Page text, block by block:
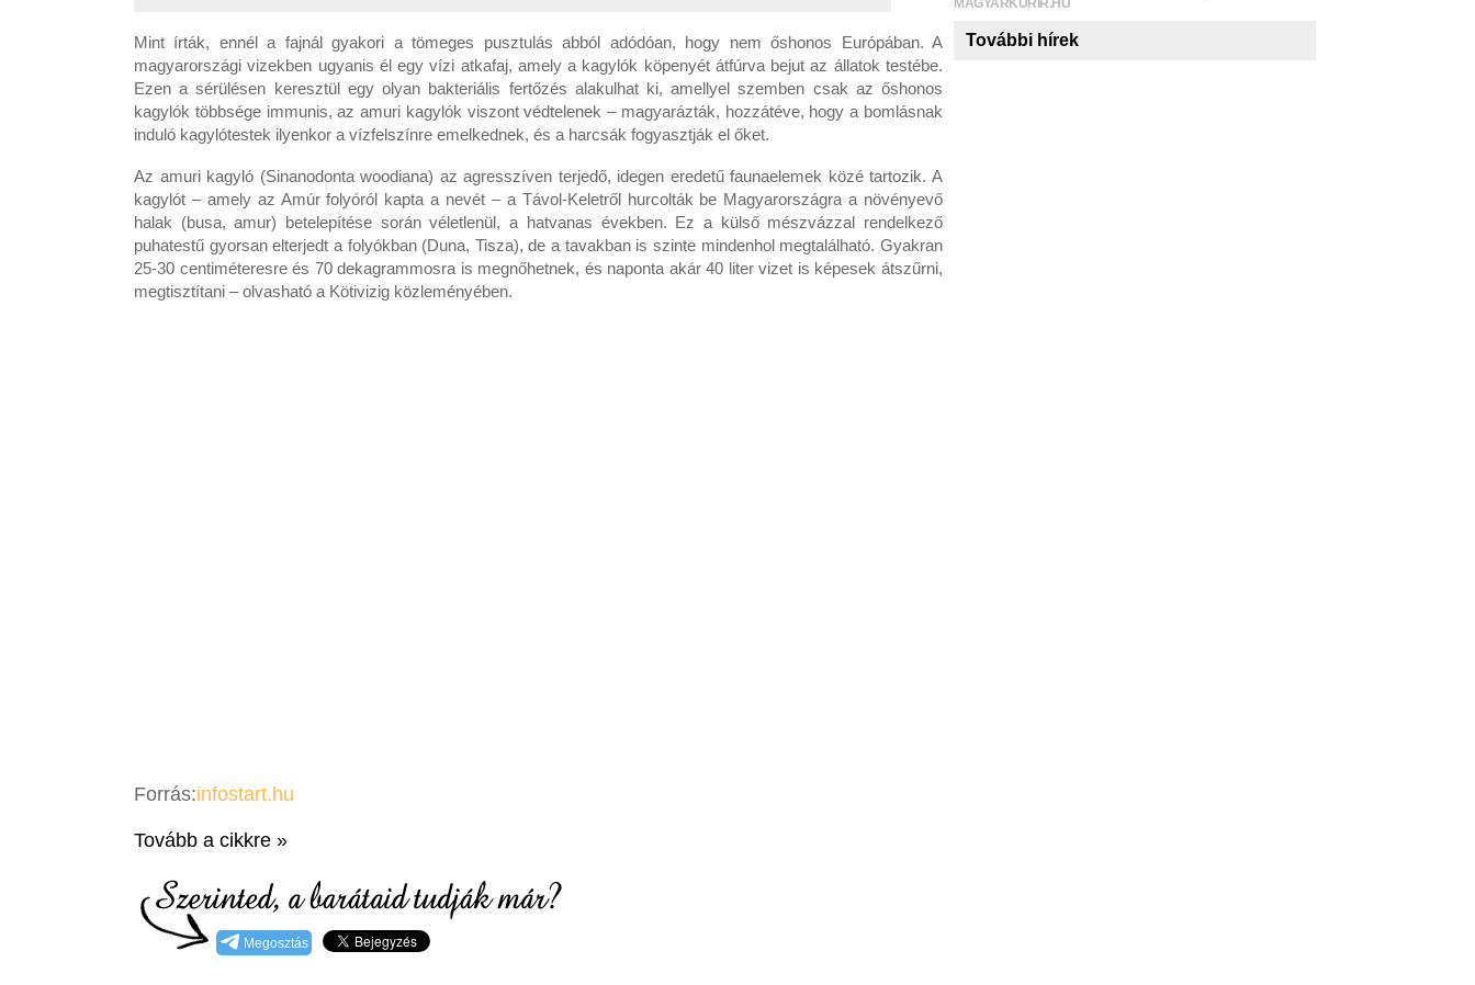
Mint írták, ennél a fajnál gyakori a tömeges pusztulás abból adódóan, hogy nem őshonos Európában. A
magyarországi vizekben ugyanis él egy vízi atkafaj, amely a kagylók köpenyét átfúrva bejut az állatok testébe.
Ezen a sérülésen keresztül egy olyan bakteriális fertőzés alakulhat ki, amellyel szemben csak az őshonos
kagylók többsége immunis, az amuri kagylók viszont védtelenek – magyarázták, hozzátéve, hogy a bomlásnak
induló kagylótestek ilyenkor a vízfelszínre emelkednek, és a harcsák fogyasztják el őket.
Az amuri kagyló (Sinanodonta woodiana) az agresszíven terjedő, idegen eredetű faunaelemek közé tartozik. A
kagylót – amely az Amúr folyóról kapta a nevét – a Távol-Keletről hurcolták be Magyarországra a növényevő
halak (busa, amur) betelepítése során véletlenül, a hatvanas években. Ez a külső mészvázzal rendelkező
puhatestű gyorsan elterjedt a folyókban (Duna, Tisza), de a tavakban is szinte mindenhol megtalálható. Gyakran
25-30 centiméteresre és 70 dekagrammosra is megnőhetnek, és naponta akár 40 liter vizet is képesek átszűrni,
megtisztítani – olvasható a Kötivizig közleményében.
Forrás:infostart.hu
Tovább a cikkre »
Megosztás
MAGYARKURIR.HU
További hírek